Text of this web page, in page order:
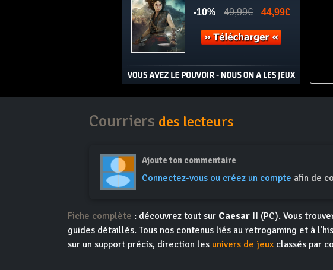
Courriers des lecteurs
Ajoute ton commentaire
Connectez-vous ou créez un compte afin de
Fiche complète : découvrez tout sur Caesar II (PC). Vous
guides détaillés. Tous nos contenus liés au retrogaming et à
sur un support précis, direction les univers de jeux classés par